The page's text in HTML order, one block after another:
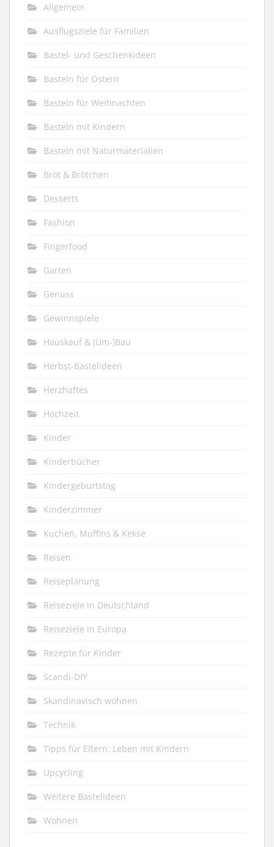
Allgemein
Ausflugsziele für Familien
Bastel- und Geschenkideen
Basteln für Ostern
Basteln für Weihnachten
Basteln mit Kindern
Basteln mit Naturmaterialien
Brot & Brötchen
Desserts
Fashion
Fingerfood
Garten
Genuss
Gewinnspiele
Hauskauf & (Um-)Bau
Herbst-Bastelideen
Herzhaftes
Hochzeit
Kinder
Kinderbücher
Kindergeburtstag
Kinderzimmer
Kuchen, Muffins & Kekse
Reisen
Reiseplanung
Reiseziele in Deutschland
Reiseziele in Europa
Rezepte für Kinder
Scandi-DIY
Skandinavisch wohnen
Technik
Tipps für Eltern: Leben mit Kindern
Upcycling
Weitere Bastelideen
Wohnen